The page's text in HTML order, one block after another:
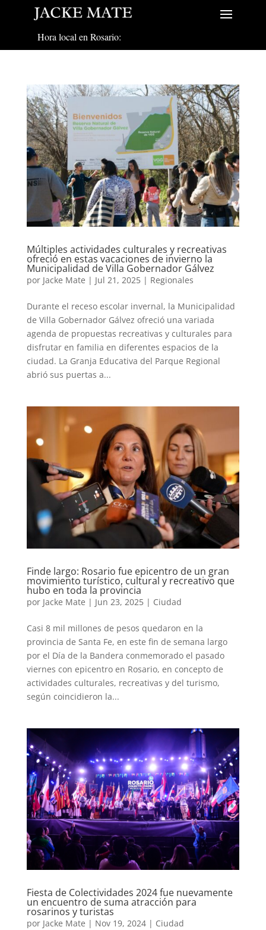
Hora local en Rosario:
Múltiples actividades culturales y recreativas
ofreció en estas vacaciones de invierno la
Municipalidad de Villa Gobernador Gálvez
por Jacke Mate | Jul 21, 2025| Regionales
Durante el receso escolar invernal, la Municipalidad
de Villa Gobernador Gálvez ofreció una variada
agenda de propuestas recreativas y culturales para
disfrutar en familia en diferentes espacios de la
ciudad. La Granja Educativa del Parque Regional
abrió sus puertas a...
Finde largo: Rosario fue epicentro de un gran
movimiento turístico, cultural y recreativo que
hubo en toda la provincia
por Jacke Mate | Jun 23, 2025| Ciudad
Casi 8 mil millones de pesos quedaron en la
provincia de Santa Fe, en este fin de semana largo
por el Día de la Bandera conmemorado el pasado
viernes con epicentro en Rosario, en concepto de
actividades culturales, recreativas y del turismo,
según coincidieron la...
Fiesta de Colectividades 2024 fue nuevamente
un encuentro de suma atracción para
rosarinos y turistas
por Jacke Mate | Nov 19, 2024| Ciudad